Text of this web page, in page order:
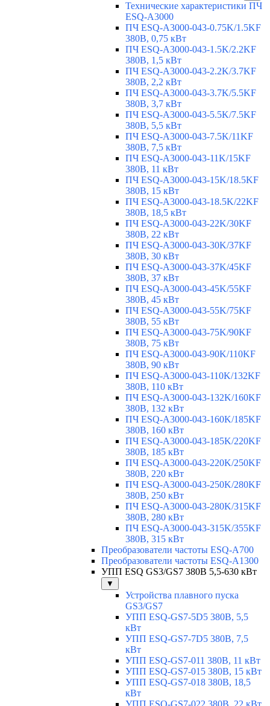
Технические характеристики ПЧ
ESQ-A3000
ПЧ ESQ-A3000-043-0.75K/1.5KF
380В, 0,75 кВт
ПЧ ESQ-A3000-043-1.5K/2.2KF
380В, 1,5 кВт
ПЧ ESQ-A3000-043-2.2K/3.7KF
380В, 2,2 кВт
ПЧ ESQ-A3000-043-3.7K/5.5KF
380В, 3,7 кВт
ПЧ ESQ-A3000-043-5.5K/7.5KF
380В, 5,5 кВт
ПЧ ESQ-A3000-043-7.5K/11KF
380В, 7,5 кВт
ПЧ ESQ-A3000-043-11K/15KF
380В, 11 кВт
ПЧ ESQ-A3000-043-15K/18.5KF
380В, 15 кВт
ПЧ ESQ-A3000-043-18.5K/22KF
380В, 18,5 кВт
ПЧ ESQ-A3000-043-22K/30KF
380В, 22 кВт
ПЧ ESQ-A3000-043-30K/37KF
380В, 30 кВт
ПЧ ESQ-A3000-043-37K/45KF
380В, 37 кВт
ПЧ ESQ-A3000-043-45K/55KF
380В, 45 кВт
ПЧ ESQ-A3000-043-55K/75KF
380В, 55 кВт
ПЧ ESQ-A3000-043-75K/90KF
380В, 75 кВт
ПЧ ESQ-A3000-043-90K/110KF
380В, 90 кВт
ПЧ ESQ-A3000-043-110K/132KF
380В, 110 кВт
ПЧ ESQ-A3000-043-132K/160KF
380В, 132 кВт
ПЧ ESQ-A3000-043-160K/185KF
380В, 160 кВт
ПЧ ESQ-A3000-043-185K/220KF
380В, 185 кВт
ПЧ ESQ-A3000-043-220K/250KF
380В, 220 кВт
ПЧ ESQ-A3000-043-250K/280KF
380В, 250 кВт
ПЧ ESQ-A3000-043-280K/315KF
380В, 280 кВт
ПЧ ESQ-A3000-043-315K/355KF
380В, 315 кВт
Преобразователи частоты ESQ-A700
Преобразователи частоты ESQ-A1300
УПП ESQ GS3/GS7 380В 5,5-630 кВт
▼
Устройства плавного пуска
GS3/GS7
УПП ESQ-GS7-5D5 380В, 5,5
кВт
УПП ESQ-GS7-7D5 380В, 7,5
кВт
УПП ESQ-GS7-011 380В, 11 кВт
УПП ESQ-GS7-015 380В, 15 кВт
УПП ESQ-GS7-018 380В, 18,5
кВт